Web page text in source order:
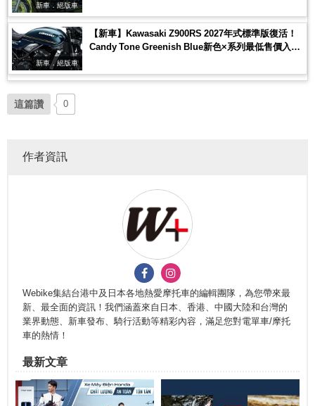
新車．絕版車
新車．絕版車
【新車】Kawasaki Z900RS 2027年式標準版復活！
Candy Tone Greenish Blue新色×系列最低售價入門
這篇讚 0
作者資訊
Webike集結台港中及日本各地熱愛摩托車的編輯團隊，為您帶來最
新、最全面的資訊！我們涵蓋來自日本、香港、中國大陸和台灣的
業界動態、新車發布、騎行活動等精彩內容，滿足您對電單車/摩托
車的熱情！
最新文章